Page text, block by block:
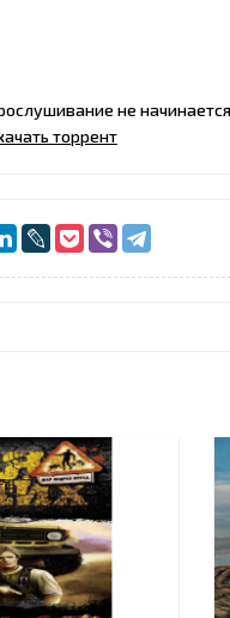
не начинается
торрент